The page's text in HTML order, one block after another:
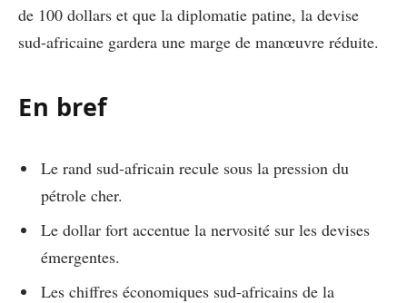
de 100 dollars et que la diplomatie patine, la devise
sud-africaine gardera une marge de manœuvre réduite.
En bref
Le rand sud-africain recule sous la pression du
pétrole cher.
Le dollar fort accentue la nervosité sur les devises
émergentes.
Les chiffres économiques sud-africains de la